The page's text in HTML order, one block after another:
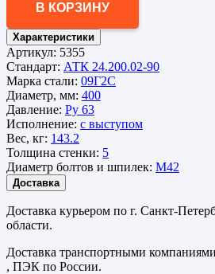
В КОРЗИНУ
Характеристики
Артикул: 5355
Стандарт: АТК 24.200.02-90
Марка стали: 09Г2С
Диаметр, мм: 400
Давление: Ру 63
Исполнение: с выступом
Вес, кг: 143.2
Толщина стенки: 5
Диаметр болтов и шпилек: М42
Доставка
Доставка курьером по г. Санкт-
области.
Доставка транспортными
, ПЭК по России.